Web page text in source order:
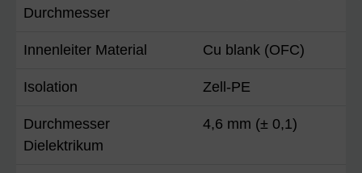
Durchmesser
Innenleiter Material Cu blank (OFC)
Isolation Zell-PE
Durchmesser
Dielektrikum
4,6 mm (± 0,1)